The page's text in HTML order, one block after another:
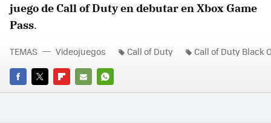
juego de Call of Duty en debutar en Xbox Game
Pass.
FACEBOOK
TWITTERFLIPBOARD
E-
WHATSAPP
TEMAS Videojuegos Call of Duty Call of Duty Black